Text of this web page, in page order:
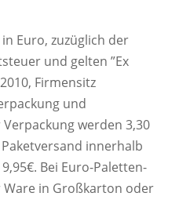
Euro, zuzüglich der
und gelten ”Ex
Firmensitz
und
werden 3,30
innerhalb
Bei Euro-Paletten-
in Großkarton oder